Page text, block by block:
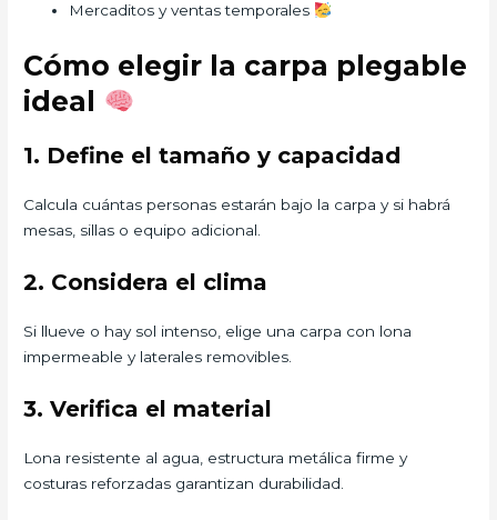
Mercaditos y ventas temporales
Cómo elegir la carpa plegable
ideal
1. Define el tamaño y capacidad
Calcula cuántas personas estarán bajo la carpa y si habrá
mesas, sillas o equipo adicional.
2. Considera el clima
Si llueve o hay sol intenso, elige una carpa con lona
impermeable y laterales removibles.
3. Verifica el material
Lona resistente al agua, estructura metálica firme y
costuras reforzadas garantizan durabilidad.